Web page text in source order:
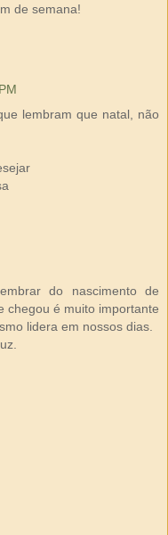
de semana!
lembram que natal, não
do nascimento de
chegou é muito importante
lidera em nossos dias.